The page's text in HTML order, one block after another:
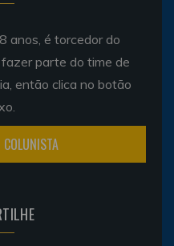
anos, é torcedor do
parte do time de
então clica no botão
COLUNISTA